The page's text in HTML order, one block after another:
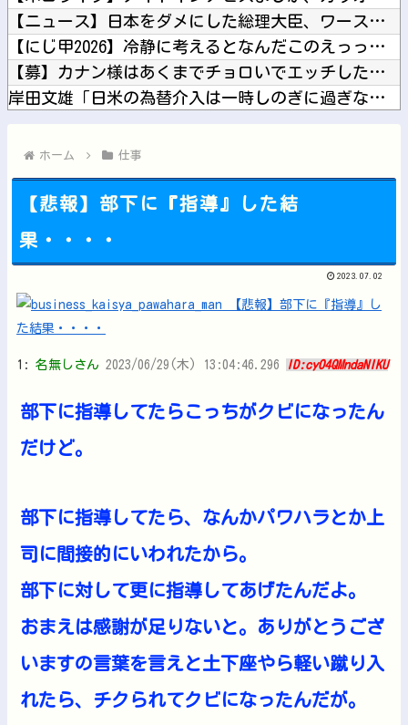
【ニュース】日本をダメにした総理大臣、ワースト１位が同点でこ...
【にじ甲2026】冷静に考えるとなんだこのえっっっな格好は…...
【募】カナン様はあくまでチョロいでエッチしたいキャラ【画像】...
岸田文雄「日米の為替介入は一時しのぎに過ぎない。私なら円を強...
ホーム 仕事
【悲報】部下に『指導』した結
果・・・・
2023.07.02
1: 名無しさん 2023/06/29(木) 13:04:46.296 ID:cyO4QMndaNIKU
部下に指導してたらこっちがクビになったん
だけど。
部下に指導してたら、なんかパワハラとか上
司に間接的にいわれたから。
部下に対して更に指導してあげたんだよ。
おまえは感謝が足りないと。ありがとうござ
いますの言葉を言えと土下座やら軽い蹴り入
れたら、チクられてクビになったんだが。